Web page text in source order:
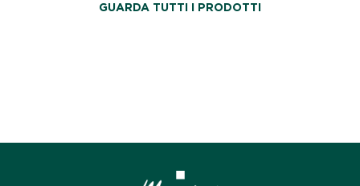
GUARDA TUTTI I PRODOTTI